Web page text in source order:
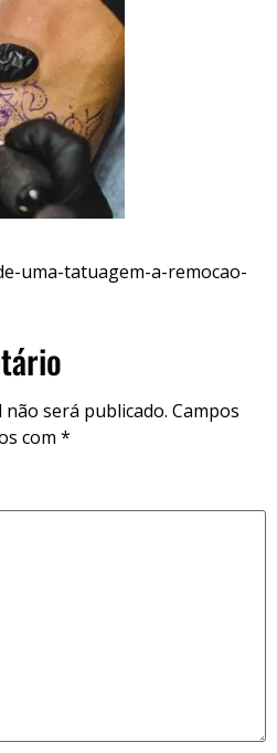
uma-tatuagem-a-remocao-
não será publicado. Campos
com *